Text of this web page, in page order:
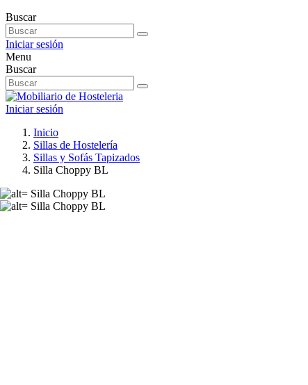
Buscar
Iniciar sesión
Menu
Buscar
Iniciar sesión
Inicio
Sillas de Hostelería
Sillas y Sofás Tapizados
Silla Choppy BL